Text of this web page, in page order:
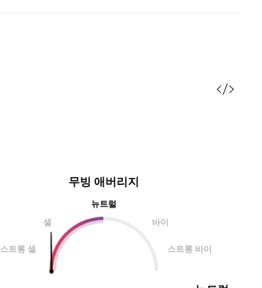
무빙 애버리지
뉴트럴
셀
바이
스트롱 셀 스트롱 바이